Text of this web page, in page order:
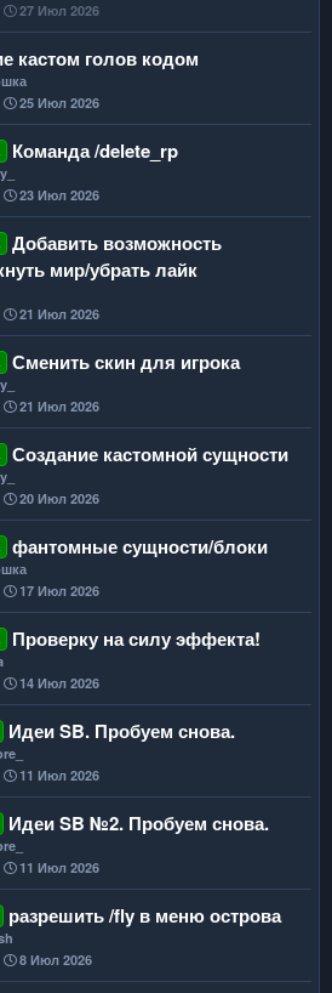
р
27 Июл 2026
кастом голов кодом
25 Июл 2026
Команда /delete_rp
23 Июл 2026
Добавить возможность
мир/убрать лайк
21 Июл 2026
Сменить скин для игрока
21 Июл 2026
Создание кастомной сущности
20 Июл 2026
фантомные сущности/блоки
17 Июл 2026
Проверку на силу эффекта!
14 Июл 2026
Идеи SB. Пробуем снова.
11 Июл 2026
Идеи SB №2. Пробуем снова.
11 Июл 2026
разрешить /fly в меню острова
8 Июл 2026